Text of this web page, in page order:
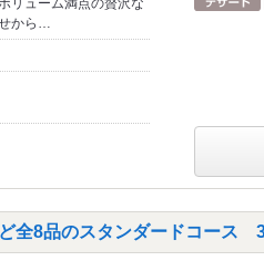
リューム満点の贅沢な
から…
全8品のスタンダードコース